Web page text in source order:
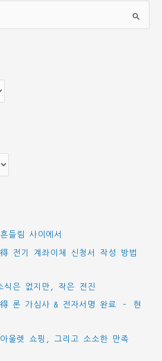
들림 사이에서
전기 계좌이체 신청서 작성 방법
식은 없지만, 작은 전진
得 론 가심사 & 전자서명 완료 – 현
울렛 쇼핑, 그리고 소소한 만족